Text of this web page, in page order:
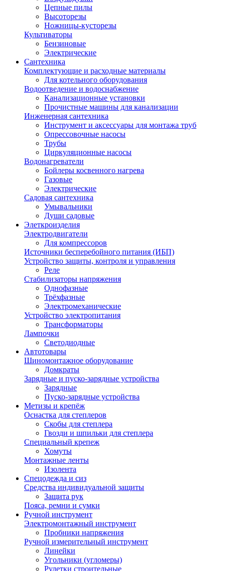
Цепные пилы
Высоторезы
Ножницы-кусторезы
Культиваторы
Бензиновые
Электрические
Сантехника
Комплектующие и расходные материалы
Для котельного оборудования
Водоотведение и водоснабжение
Канализационные установки
Прочистные машины для канализации
Инженерная сантехника
Инструмент и аксессуары для монтажа труб
Опрессовочные насосы
Трубы
Циркуляционные насосы
Водонагреватели
Бойлеры косвенного нагрева
Газовые
Электрические
Садовая сантехника
Умывальники
Души садовые
Элеткроизделия
Электродвигатели
Для компрессоров
Источники бесперебойного питания (ИБП)
Устройство защиты, контроля и управления
Реле
Стабилизаторы напряжения
Однофазные
Трёхфазные
Электромеханические
Устройство электропитания
Трансформаторы
Лампочки
Светодиодные
Автотовары
Шиномонтажное оборудование
Домкраты
Зарядные и пуско-зарядные устройства
Зарядные
Пуско-зарядные устройства
Метизы и крепёж
Оснастка для степлеров
Скобы для степлера
Гвозди и шпильки для степлера
Специальный крепеж
Хомуты
Монтажные ленты
Изолента
Спецодежда и сиз
Средства индивидуальной защиты
Защита рук
Пояса, ремни и сумки
Ручной инструмент
Электромонтажный инструмент
Пробники напряжения
Ручной измерительный инструмент
Линейки
Угольники (угломеры)
Рулетки строительные